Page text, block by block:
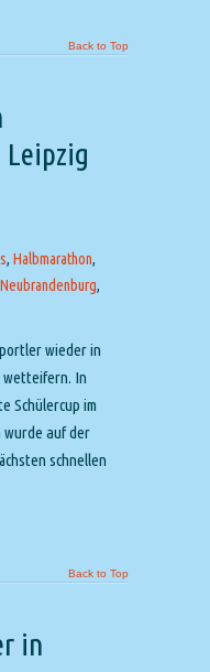
Back to Top
, Halbmarathon,
Neubrandenburg,
wieder in
wetteifern. In
Schülercup im
wurde auf der
schnellen
Back to Top
in